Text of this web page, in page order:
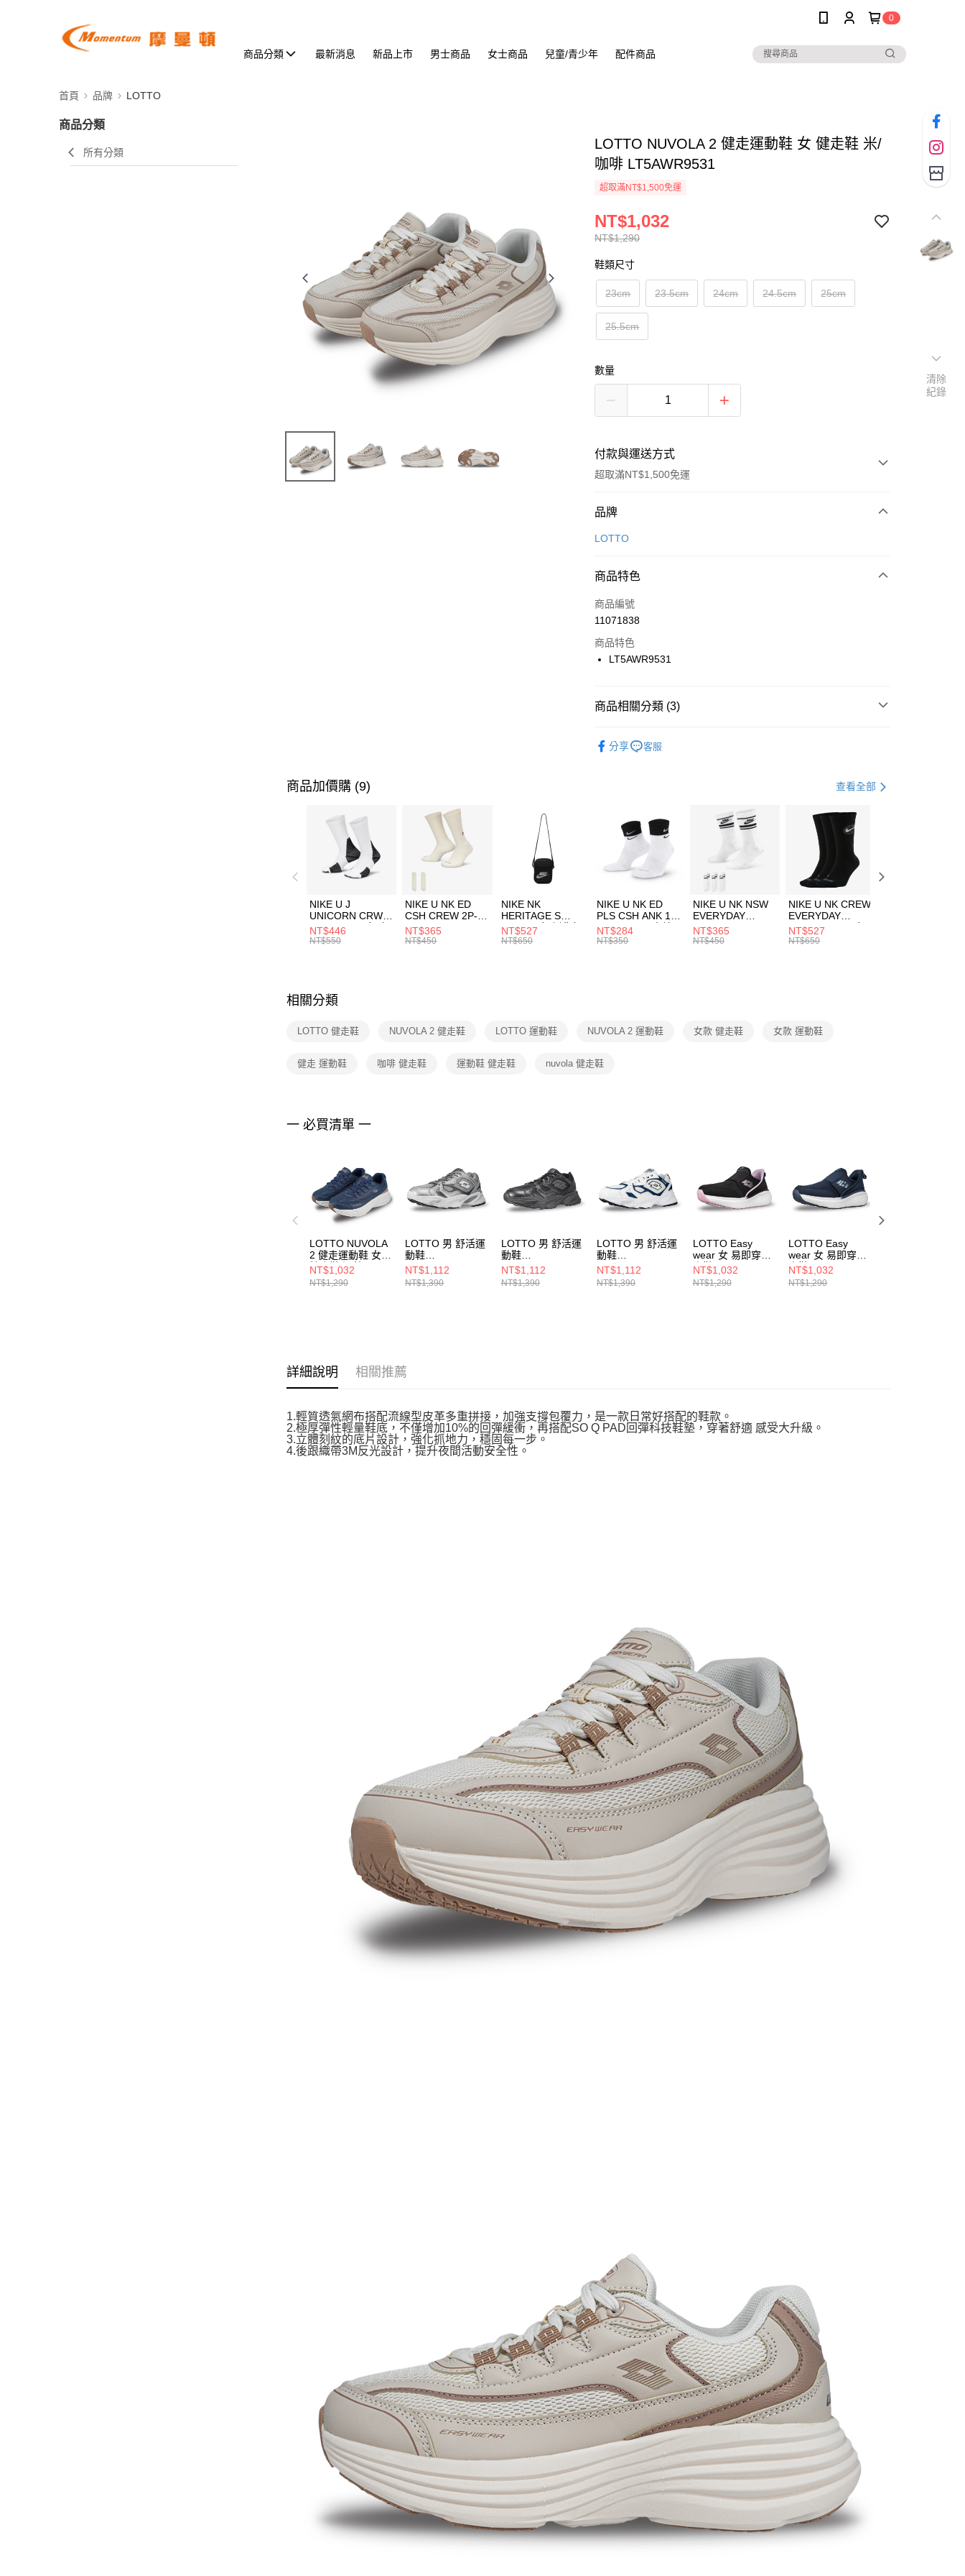
0
商品分類 最新消息 新品上市 男士商品 女士商品 兒童/青少年 配件商品
首頁 品牌 LOTTO
商品分類
所有分類
LOTTO NUVOLA 2 健走運動鞋 女 健走鞋 米/
咖啡 LT5AWR9531
超取滿NT$1,500免運
NT$1,290
NT$1,032
鞋類尺寸
23cm 23.5cm 24cm 24.5cm 25cm
25.5cm
數量
付款與運送方式
超取滿NT$1,500免運
付款方式
信用卡一次付款
合作金庫商業銀行
華南商業銀行
上海商業儲蓄銀行
國泰世華商業銀行
聯邦商業銀行
台新國際商業銀行
LINE Pay
Apple Pay
【關於「AFTEE先享後付」】
３．安心：先確認商品／服務後，再付款。
【「AFTEE先享後付」結帳流程】
１．於結帳方式選擇「AFTEE先享後付」後，將跳轉至「AFTEE先享後
付」結帳頁面，進行簡訊認證並確認金額後，即可完成結帳。
２．訂單成立數日內，您將收到繳費通知簡訊。
３．收到繳費通知簡訊後14天內，點擊此簡訊中的連結，可透過四大超商
／ATM／網路銀行／等多元方式進行付款，方視為交易完成。
※ 請注意：結帳手續完成當下不需立刻繳費，但若您需要取消訂單，請聯
絡購買商品的店家。未經商家同意取消之訂單仍視為有效，需透過AFTEE
先享後付繳納相關費用。
１．透過由恩沛科技股份有限公司提供之「AFTEE先享後付」服務完成之
交易，需依本服務之必要範圍內提供個人資料，並將交易相關給付款項請
２．關於個人資料處理事宜，請瀏覽以下網址：
５．嚴禁一人註冊多個帳號或使用他人資訊註冊。若發現惡意使用之情
形，恩沛科技股份有限公司將有權停止該用戶之使用額度並採取法律行
動。
每筆NT$100，滿NT$1,500(含以上)免運費
每筆NT$100，滿NT$1,500(含以上)免運費
付款後門市自取
每筆NT$100，滿NT$1,500(含以上)免運費
品牌
LOTTO
商品特色
商品編號
11071838
商品特色
LT5AWR9531
商品相關分類 (3)
分享 客服
商品加價購 (9) 查看全部
NIKE U J
UNICORN CRW
1PR -160 男女 中
統襪 FZ3393100
NT$446
NT$550
NIKE U NK ED
CSH CREW 2P-
144 EMBRDY 男
女 短統襪
NT$365
NT$450
NIKE NK
HERITAGE S
SMIT 男女 側背包
BA5871010
NT$527
NT$650
NIKE U NK ED
PLS CSH ANK 1P
144 DBL 男 中統
襪 DH4058104
NT$284
NT$350
NIKE U NK NSW
EVERYDAY
ESSENTIAL CR
男女 短統襪
NT$365
NT$450
NIKE U NK CREW
EVERYDAY
BBALL 3PR 男女
長統襪
NT$527
NT$650
相關分類
LOTTO 健走鞋 NUVOLA 2 健走鞋 LOTTO 運動鞋 NUVOLA 2 運動鞋 女款 健走鞋 女款 運動鞋
健走 運動鞋 咖啡 健走鞋 運動鞋 健走鞋 nuvola 健走鞋
一 必買清單 一
LOTTO NUVOLA
2 健走運動鞋 女
健走鞋 深藍
LT5AWR9536
NT$1,032
NT$1,290
LOTTO 男 舒活運
動鞋
LT6AMR5318
NT$1,112
NT$1,390
LOTTO 男 舒活運
動鞋
LT6AMR5310
NT$1,112
NT$1,390
LOTTO 男 舒活運
動鞋
LT6AMR5316
NT$1,112
NT$1,390
LOTTO Easy
wear 女 易即穿健
走鞋
LT6AWR5160
NT$1,032
NT$1,290
LOTTO Easy
wear 女 易即穿健
走鞋
LT6AWR5166
NT$1,032
NT$1,290
詳細說明 相關推薦
1.輕質透氣網布搭配流線型皮革多重拼接，加強支撐包覆力，是一款日常好搭配的鞋款。
2.極厚彈性輕量鞋底，不僅增加10%的回彈緩衝，再搭配SO Q PAD回彈科技鞋墊，穿著舒適 感受大升級。
3.立體刻紋的底片設計，強化抓地力，穩固每一步。
4.後跟織帶3M反光設計，提升夜間活動安全性。
清除
紀錄